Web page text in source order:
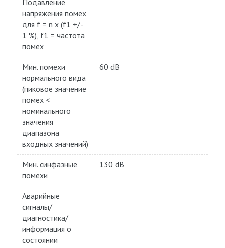
Подавление
напряжения помех
для f = n x (f1 +/-
1 %), f1 = частота
помех
Мин. помехи
нормального вида
(пиковое значение
помех <
номинального
значения
диапазона
входных значений)
60 dB
Мин. синфазные
помехи
130 dB
Аварийные
сигналы/
диагностика/
информация о
состоянии